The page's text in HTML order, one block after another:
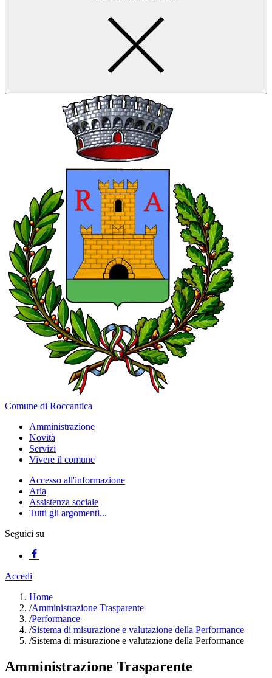
Comune di Roccantica
Amministrazione
Novità
Servizi
Vivere il comune
Accesso all'informazione
Aria
Assistenza sociale
Tutti gli argomenti...
Seguici su
Accedi
Home
/Amministrazione Trasparente
/Performance
/Sistema di misurazione e valutazione della Performance
/Sistema di misurazione e valutazione della Performance
Amministrazione Trasparente